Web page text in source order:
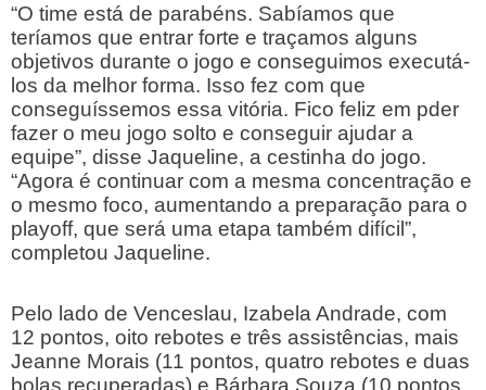
“O time está de parabéns. Sabíamos que
teríamos que entrar forte e traçamos alguns
objetivos durante o jogo e conseguimos executá-
los da melhor forma. Isso fez com que
conseguíssemos essa vitória. Fico feliz em pder
fazer o meu jogo solto e conseguir ajudar a
equipe”, disse Jaqueline, a cestinha do jogo.
“Agora é continuar com a mesma concentração e
o mesmo foco, aumentando a preparação para o
playoff, que será uma etapa também difícil”,
completou Jaqueline.
Pelo lado de Venceslau, Izabela Andrade, com
12 pontos, oito rebotes e três assistências, mais
Jeanne Morais (11 pontos, quatro rebotes e duas
bolas recuperadas) e Bárbara Souza (10 pontos,